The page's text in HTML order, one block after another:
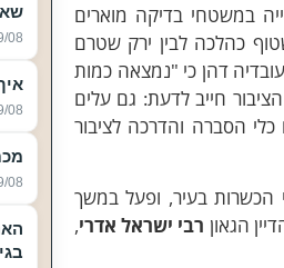
במשטחי בדיקה מוארים
כהלכה לבין ירק שטרם
דהן כי "נמצאה כמות
חייב לדעת: גם עלים
הסברה והדרכה לציבור
הכשרות בעיר, ופעל במשך
הגאון רבי ישראל אדרי,
08:50
07:59
07:54